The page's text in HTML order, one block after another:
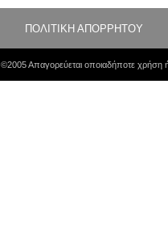
ΠΟΛΙΤΙΚΗ ΑΠΟΡΡΗΤΟΥ
©2005 Απαγορεύεται οποιαδήποτε χρήση